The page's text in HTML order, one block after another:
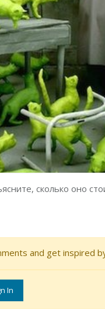
сколько оно
and get inspired
In